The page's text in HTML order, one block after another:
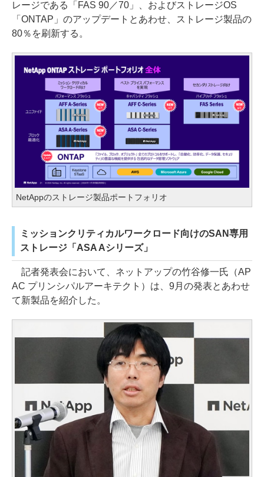
レージである「FAS 90／70」、およびストレージOS
「ONTAP」のアップデートとあわせ、ストレージ製品の
80％を刷新する。
NetAppのストレージ製品ポートフォリオ
ミッションクリティカルワークロード向けのSAN専用
ストレージ「ASA Aシリーズ」
記者発表会において、ネットアップの竹谷修一氏（AP
AC プリンシパルアーキテクト）は、9月の発表とあわせ
て新製品を紹介した。